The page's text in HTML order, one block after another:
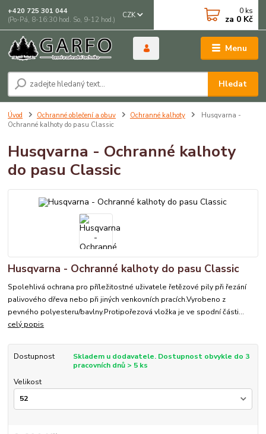
Menu
CZK
Hledat
+420 725 301 044
(Po-Pá, 8-16:30 hod. So, 9-12 hod.)
0 ks
za 0 Kč
Úvod Ochranné oblečení a obuv Ochranné kalhoty
Husqvarna -
Ochranné kalhoty do pasu Classic
Husqvarna - Ochranné kalhoty
do pasu Classic
Husqvarna - Ochranné kalhoty do pasu Classic
Spolehlivá ochrana pro příležitostné uživatele řetězové pily při řezání
palivového dřeva nebo při jiných venkovních pracích.Vyrobeno z
pevného polyesteru/bavlny.Protipořezová vložka je ve spodní části...
celý popis
Dostupnost
Skladem u dodavatele. Dostupnost obvykle do 3
pracovních dnů > 5 ks
Velikost